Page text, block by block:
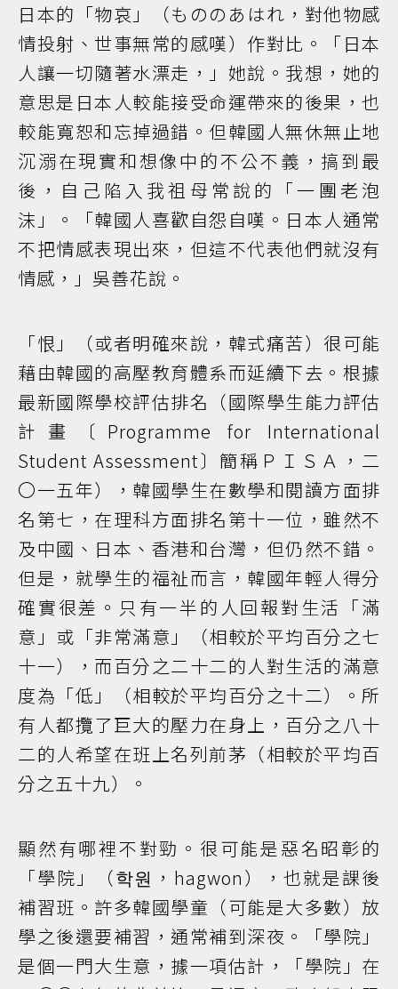
日本的「物哀」（もののあはれ，對他物感
情投射、世事無常的感嘆）作對比。「日本
人讓一切隨著水漂走，」她說。我想，她的
意思是日本人較能接受命運帶來的後果，也
較能寬恕和忘掉過錯。但韓國人無休無止地
沉溺在現實和想像中的不公不義，搞到最
後，自己陷入我祖母常說的「一團老泡
沫」。「韓國人喜歡自怨自嘆。日本人通常
不把情感表現出來，但這不代表他們就沒有
情感，」吳善花說。
「恨」（或者明確來說，韓式痛苦）很可能
藉由韓國的高壓教育體系而延續下去。根據
最新國際學校評估排名（國際學生能力評估
計畫〔Programme for International
Student Assessment〕簡稱ＰＩＳＡ，二
〇一五年），韓國學生在數學和閱讀方面排
名第七，在理科方面排名第十一位，雖然不
及中國、日本、香港和台灣，但仍然不錯。
但是，就學生的福祉而言，韓國年輕人得分
確實很差。只有一半的人回報對生活「滿
意」或「非常滿意」（相較於平均百分之七
十一），而百分之二十二的人對生活的滿意
度為「低」（相較於平均百分之十二）。所
有人都攬了巨大的壓力在身上，百分之八十
二的人希望在班上名列前茅（相較於平均百
分之五十九）。
顯然有哪裡不對勁。很可能是惡名昭彰的
「學院」（학원，hagwon），也就是課後
補習班。許多韓國學童（可能是大多數）放
學之後還要補習，通常補到深夜。「學院」
是個一門大生意，據一項估計，「學院」在